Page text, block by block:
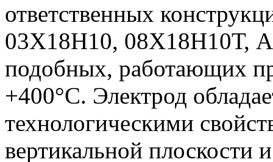
ответственных
03Х18Н10, 08Х18Н10Т,
подобных, работающих
+400°C. Электрод
технологическими
вертикальной плоскости